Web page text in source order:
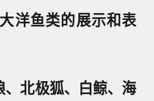
洋鱼类的展示和表
北极狐、白鲸、海